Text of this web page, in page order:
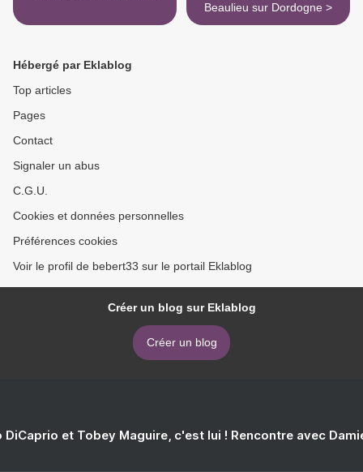
Beaulieu sur Dordogne >
Hébergé par Eklablog
Top articles
Pages
Contact
Signaler un abus
C.G.U.
Cookies et données personnelles
Préférences cookies
Voir le profil de bebert33 sur le portail Eklablog
Créer un blog sur Eklablog
Créer un blog
DiCaprio et Tobey Maguire, c'est lui ! Rencontre avec